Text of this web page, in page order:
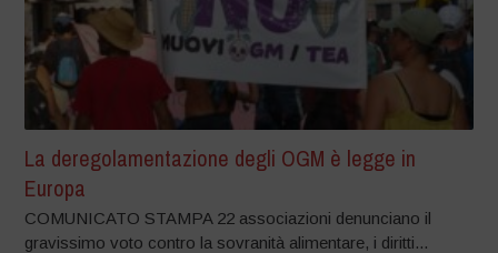
La deregolamentazione degli OGM è legge in
Europa
COMUNICATO STAMPA 22 associazioni denunciano il
gravissimo voto contro la sovranità alimentare, i diritti...